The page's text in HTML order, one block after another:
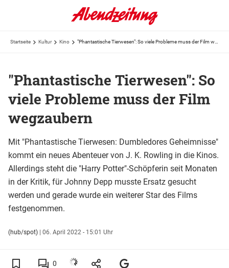
Startseite Kultur Kino
"Phantastische Tierwesen": So
viele Probleme muss der Film
wegzaubern
Mit "Phantastische Tierwesen: Dumbledores Geheimnisse"
kommt ein neues Abenteuer von J. K. Rowling in die Kinos.
Allerdings steht die "Harry Potter"-Schöpferin seit Monaten
in der Kritik, für Johnny Depp musste Ersatz gesucht
werden und gerade wurde ein weiterer Star des Films
festgenommen.
(hub/spot) | 06. April 2022 - 15:01 Uhr
0